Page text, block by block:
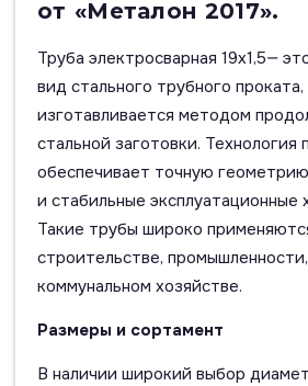
от «Металон 2017».
Труба электросварная 19х1,5—
вид стального трубного
изготавливается методом
стальной заготовки. Технология
обеспечивает точную
и стабильные эксплуатационные
Такие трубы широко
строительстве,
коммунальном хозяйстве.
Размеры и сортамент
В наличии широкий выбор